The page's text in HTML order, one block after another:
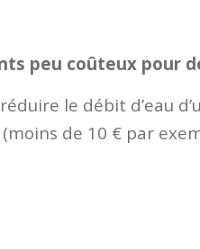
peu coûteux pour
le débit d’eau
de 10 € par